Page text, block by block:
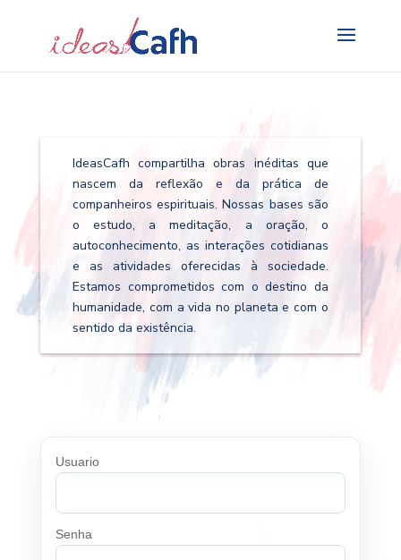
IdeasCafh compartilha obras inéditas que
nascem da reflexão e da prática de
companheiros espirituais. Nossas bases são
o estudo, a meditação, a oração, o
autoconhecimento, as interações cotidianas
e as atividades oferecidas à sociedade.
Estamos comprometidos com o destino da
humanidade, com a vida no planeta e com o
sentido da existência.
Usuario
Senha